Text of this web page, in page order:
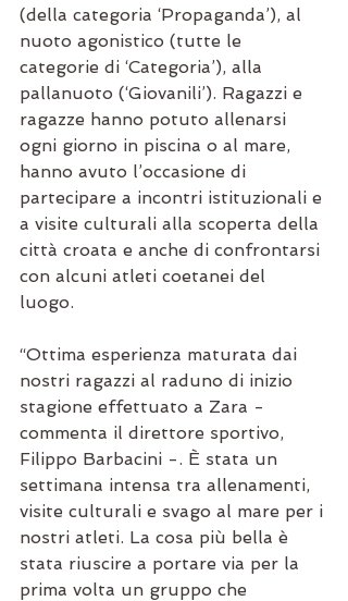
(della categoria ‘Propaganda’), al
nuoto agonistico (tutte le
categorie di ‘Categoria’), alla
pallanuoto (‘Giovanili’). Ragazzi e
ragazze hanno potuto allenarsi
ogni giorno in piscina o al mare,
hanno avuto l’occasione di
partecipare a incontri istituzionali e
a visite culturali alla scoperta della
città croata e anche di confrontarsi
con alcuni atleti coetanei del
luogo.
“Ottima esperienza maturata dai
nostri ragazzi al raduno di inizio
stagione effettuato a Zara -
commenta il direttore sportivo,
Filippo Barbacini -. È stata un
settimana intensa tra allenamenti,
visite culturali e svago al mare per i
nostri atleti. La cosa più bella è
stata riuscire a portare via per la
prima volta un gruppo che